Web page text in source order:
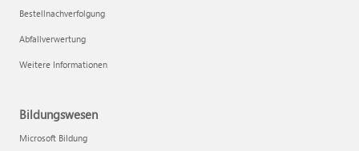
Bestellnachverfolgung
Abfallverwertung
Weitere Informationen
Bildungswesen
Microsoft Bildung